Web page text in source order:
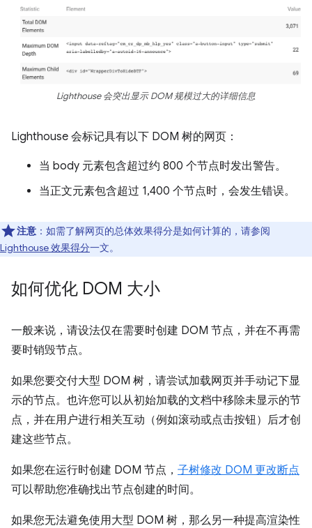
Lighthouse 会突出显示 DOM 规模过大的详细信息
Lighthouse 会标记具有以下 DOM 树的网页：
当 body 元素包含超过约 800 个节点时发出警告。
当正文元素包含超过 1,400 个节点时，会发生错误。
注意 ：如需了解网页的总体效果得分是如何计算的，请参阅
Lighthouse 效果得分一文。
如何优化 DOM 大小
一般来说，请设法仅在需要时创建 DOM 节点，并在不再需
要时销毁节点。
如果您要交付大型 DOM 树，请尝试加载网页并手动记下显
示的节点。也许您可以从初始加载的文档中移除未显示的节
点，并在用户进行相关互动（例如滚动或点击按钮）后才创
建这些节点。
如果您在运行时创建 DOM 节点， 子树修改 DOM 更改断点
可以帮助您准确找出节点创建的时间。
如果您无法避免使用大型 DOM 树，那么另一种提高渲染性